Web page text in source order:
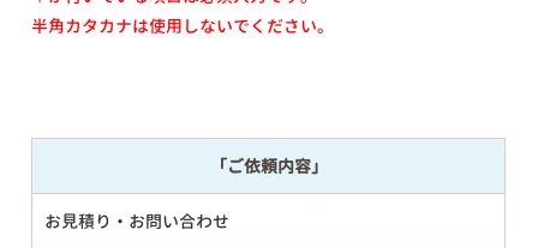
半角カタカナは使用しないでください。
「ご依頼内容」
お見積り・お問い合わせ